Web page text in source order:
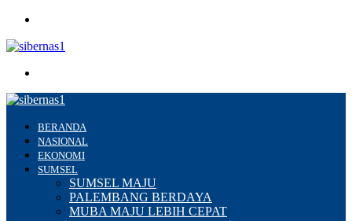
BERANDA
NASIONAL
EKONOMI
SUMSEL
SUMSEL MAJU
PALEMBANG BERDAYA
MUBA MAJU LEBIH CEPAT